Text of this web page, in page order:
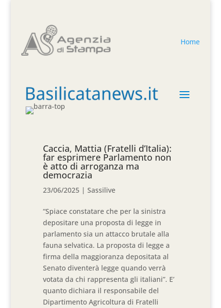
Home
Caccia, Mattia (Fratelli d’Italia):
far esprimere Parlamento non
è atto di arroganza ma
democrazia
23/06/2025 |Sassilive
“Spiace constatare che per la sinistra
depositare una proposta di legge in
parlamento sia un attacco brutale alla
fauna selvatica. La proposta di legge a
firma della maggioranza depositata al
Senato diventerà legge quando verrà
votata da chi rappresenta gli italiani”. E’
quanto dichiara il responsabile del
Dipartimento Agricoltura di Fratelli